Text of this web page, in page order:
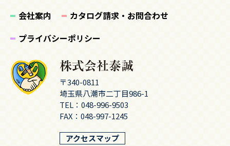
会社案内
カタログ請求・お問合わせ
プライバシーポリシー
〒340-0811
埼玉県八潮市二丁目986-1
TEL： 048-996-9503
FAX：048-997-1245
アクセスマップ